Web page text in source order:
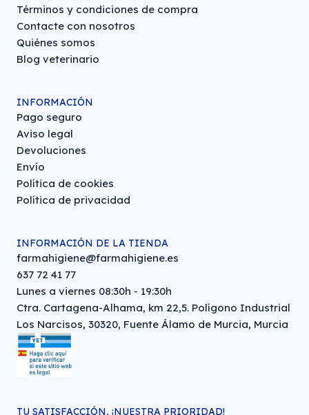
Términos y condiciones de compra
Contacte con nosotros
Quiénes somos
Blog veterinario
INFORMACIÓN
Pago seguro
Aviso legal
Devoluciones
Envío
Política de cookies
Política de privacidad
INFORMACIÓN DE LA TIENDA
farmahigiene@farmahigiene.es
637 72 41 77
Lunes a viernes 08:30h - 19:30h
Ctra. Cartagena-Alhama, km 22,5. Polígono Industrial
Los Narcisos, 30320, Fuente Álamo de Murcia, Murcia
TU SATISFACCIÓN, ¡NUESTRA PRIORIDAD!